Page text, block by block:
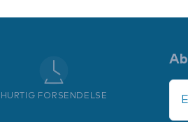
HURTIG FORSENDELSE